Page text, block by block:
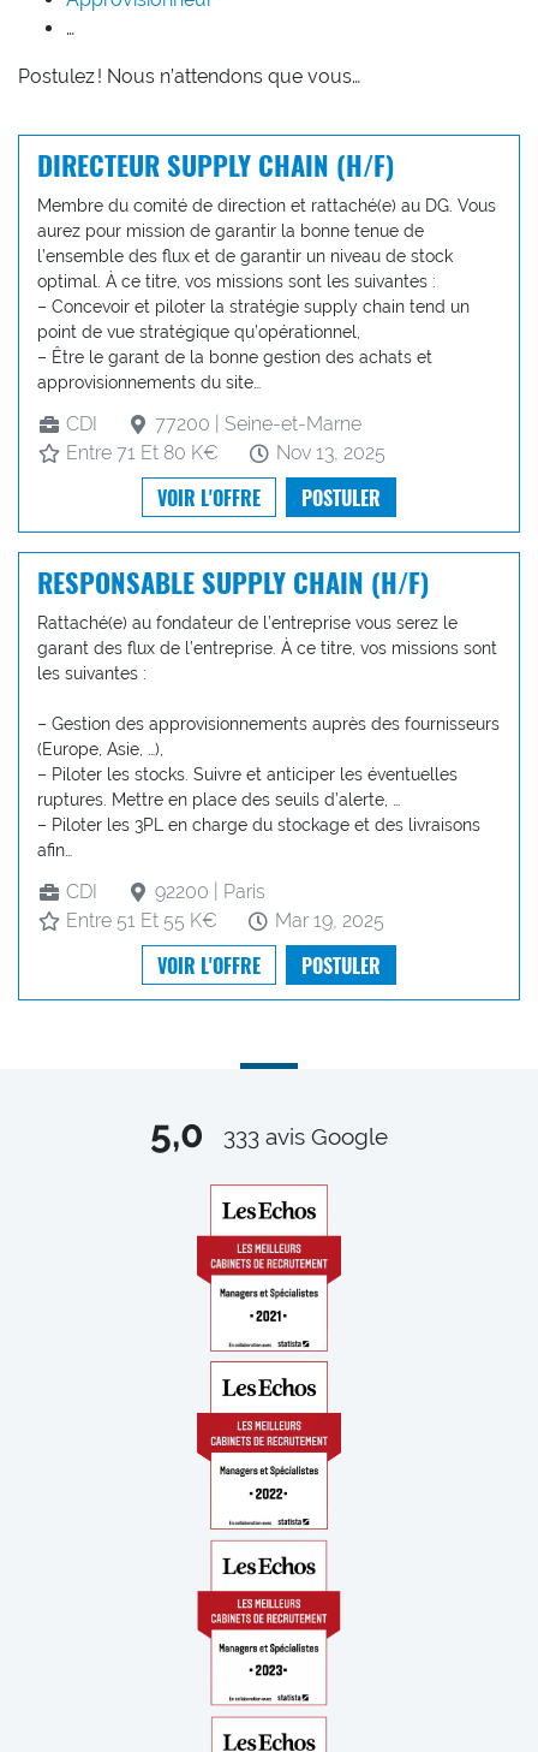
…
Postulez ! Nous n’attendons que vous…
DIRECTEUR SUPPLY CHAIN (H/F)
Membre du comité de direction et rattaché(e) au DG. Vous
aurez pour mission de garantir la bonne tenue de
l’ensemble des flux et de garantir un niveau de stock
optimal. À ce titre, vos missions sont les suivantes :
– Concevoir et piloter la stratégie supply chain tend un
point de vue stratégique qu’opérationnel,
– Être le garant de la bonne gestion des achats et
approvisionnements du site…
CDI
77200 | Seine-et-Marne
Entre 71 Et 80 K€
Nov 13, 2025
VOIR L'OFFRE POSTULER
RESPONSABLE SUPPLY CHAIN (H/F)
Rattaché(e) au fondateur de l’entreprise vous serez le
garant des flux de l’entreprise. À ce titre, vos missions sont
les suivantes :
– Gestion des approvisionnements auprès des fournisseurs
(Europe, Asie, …),
– Piloter les stocks. Suivre et anticiper les éventuelles
ruptures. Mettre en place des seuils d’alerte, …
– Piloter les 3PL en charge du stockage et des livraisons
afin…
CDI
92200 | Paris
Entre 51 Et 55 K€
Mar 19, 2025
VOIR L'OFFRE POSTULER
5,0 333 avis Google